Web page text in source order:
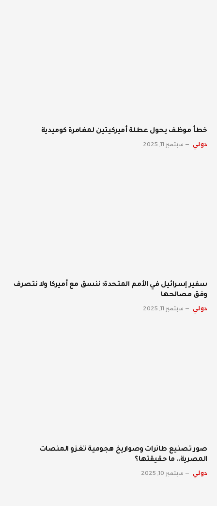
خطأ موظف يحول عطلة أميركيتين لمغامرة كوميدية
دولي سبتمبر 11, 2025
سفير إسرائيل في الأمم المتحدة: ننسق مع أميركا ولا نتصرف
وفق مصالحها
دولي سبتمبر 11, 2025
صور تصنيع طائرات وصواريخ هجومية تغزو المنصات
المصرية.. ما حقيقتها؟
دولي سبتمبر 10, 2025